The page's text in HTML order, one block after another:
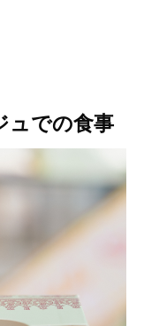
ュでの食事